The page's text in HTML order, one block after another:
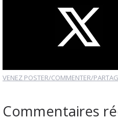
VENEZ POSTER/COMMENTER/
Commentaires